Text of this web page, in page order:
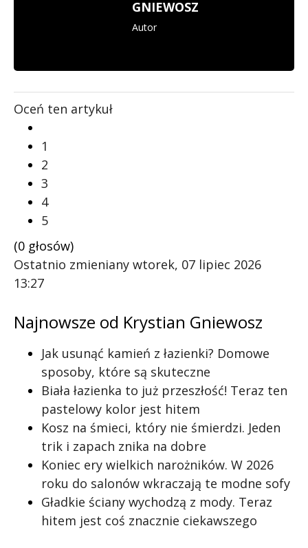
GNIEWOSZ
Autor
Oceń ten artykuł
1
2
3
4
5
(0 głosów)
Ostatnio zmieniany wtorek, 07 lipiec 2026
13:27
Najnowsze od Krystian Gniewosz
Jak usunąć kamień z łazienki? Domowe
sposoby, które są skuteczne
Biała łazienka to już przeszłość! Teraz ten
pastelowy kolor jest hitem
Kosz na śmieci, który nie śmierdzi. Jeden
trik i zapach znika na dobre
Koniec ery wielkich narożników. W 2026
roku do salonów wkraczają te modne sofy
Gładkie ściany wychodzą z mody. Teraz
hitem jest coś znacznie ciekawszego